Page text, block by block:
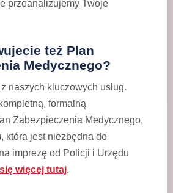
przeanalizujemy Twoje
też Plan
Medycznego?
naszych kluczowych usług.
formalną
Zabezpieczenia Medycznego,
która jest niezbędna do
imprezę od Policji i Urzędu
więcej tutaj.